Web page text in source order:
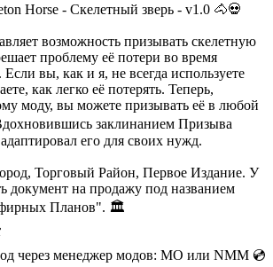
Horse - Скелетный зверь - v1.0 🐴💀
возможность призывать скелетную
проблему её потери во время
вы, как и я, не всегда используете
как легко её потерять. Теперь,
моду, вы можете призывать её в любой
заклинанием Призыва
его для своих нужд.
Торговый Район, Первое Издание. У
документ на продажу под названием
Планов". 🏛️
через менеджер модов: MO или NMM 💿